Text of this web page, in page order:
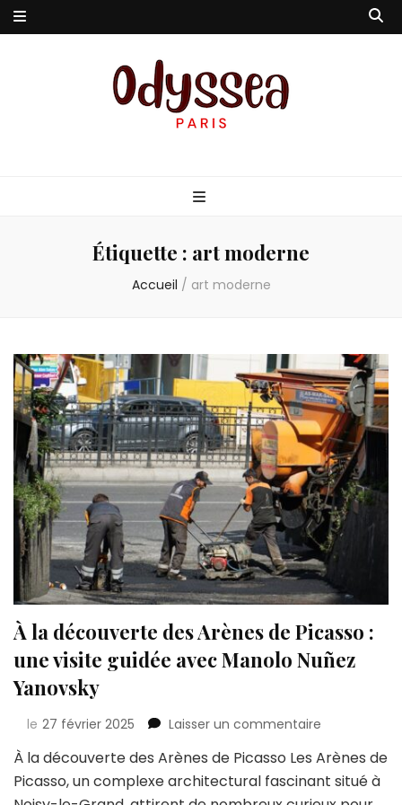
Étiquette : art moderne
Accueil / art moderne
À la découverte des Arènes de Picasso :
une visite guidée avec Manolo Nuñez
Yanovsky
le 27 février 2025 Laisser un commentaire
la
découverte
des
À la découverte des Arènes de Picasso Les Arènes de
Picasso, un complexe architectural fascinant situé à